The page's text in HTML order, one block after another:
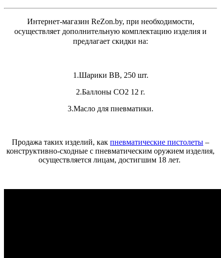
Интернет-магазин ReZon.by, при необходимости,
осуществляет дополнительную комплектацию изделия и
предлагает скидки на:
1.Шарики ВВ, 250 шт.
2.Баллоны СО2 12 г.
3.Масло для пневматики.
Продажа таких изделий, как пневматические пистолеты –
конструктивно-сходные с пневматическим оружием изделия,
осуществляется лицам, достигшим 18 лет.